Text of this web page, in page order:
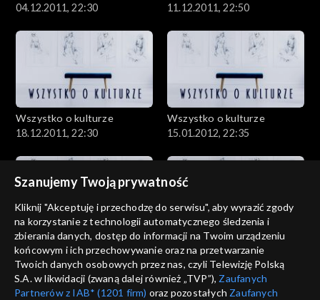
04.12.2011, 22:30
11.12.2011, 22:50
Wszystko o kulturze
18.12.2011, 22:30
Wszystko o kulturze
15.01.2012, 22:35
Wszystko o kulturze
22.01.2012, 22:30
Wszystko o kulturze
29.01.2012, 22:35
Szanujemy Twoją prywatność
Kliknij "Akceptuję i przechodzę do serwisu", aby wyrazić zgody
na korzystanie z technologii automatycznego śledzenia i
zbierania danych, dostęp do informacji na Twoim urządzeniu
końcowym i ich przechowywanie oraz na przetwarzanie
Twoich danych osobowych przez nas, czyli Telewizję Polską
S.A. w likwidacji (zwaną dalej również „TVP”), Zaufanych
Partnerów z IAB* (1201 firm) oraz pozostałych Zaufanych